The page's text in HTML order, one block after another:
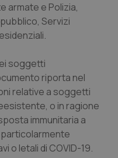
armate e Polizia,
Servizi
soggetti
riporta nel
relative a soggetti
o in ragione
immunitaria a
particolarmente
o letali di COVID-19.